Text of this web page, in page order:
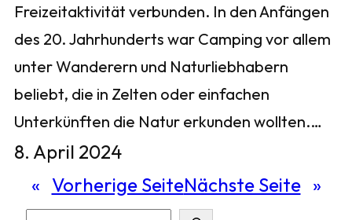
Freizeitaktivität verbunden. In den Anfängen
des 20. Jahrhunderts war Camping vor allem
unter Wanderern und Naturliebhabern
beliebt, die in Zelten oder einfachen
Unterkünften die Natur erkunden wollten.…
8. April 2024
« Vorherige SeiteNächste Seite »